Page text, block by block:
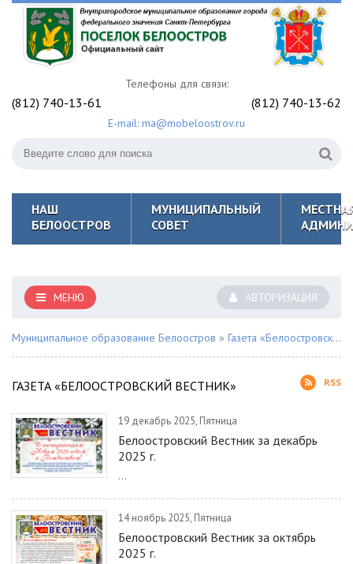
Телефоны для связи:
(812) 740-13-61 (812) 740-13-62
E-mail: ma@mobeloostrov.ru
НАШ
БЕЛООСТРОВ
МУНИЦИПАЛЬНЫЙ
СОВЕТ
АВТОРИЗАЦИЯ
МЕНЮ
Муниципальное образование Белоостров » Газета «Белоостровский Вестник»
ГАЗЕТА «БЕЛООСТРОВСКИЙ ВЕСТНИК» RSS
19 декабрь 2025, Пятница
Белоостровский Вестник за декабрь
2025 г.
...
14 ноябрь 2025, Пятница
Белоостровский Вестник за октябрь
2025 г.